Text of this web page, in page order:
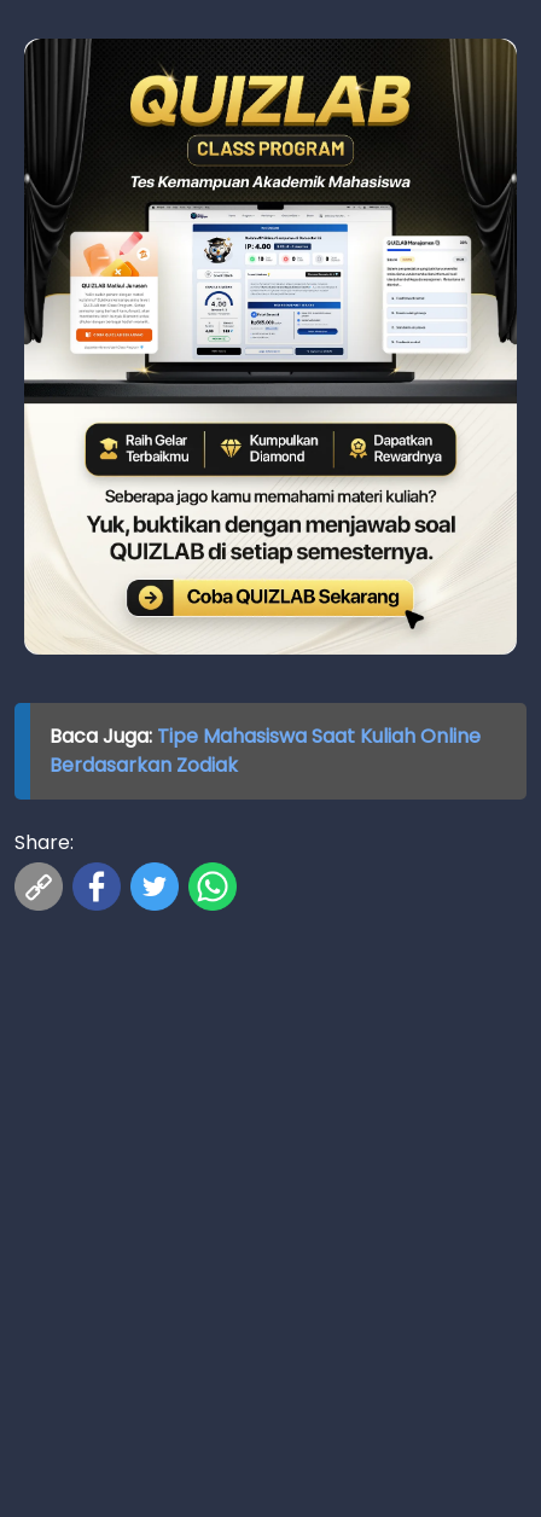
Baca Juga:Tipe Mahasiswa Saat Kuliah Online
Berdasarkan Zodiak
Share: